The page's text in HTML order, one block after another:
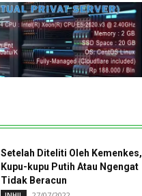
Setelah Diteliti Oleh Kemenkes,
Kupu-kupu Putih Atau Ngengat
Tidak Beracun